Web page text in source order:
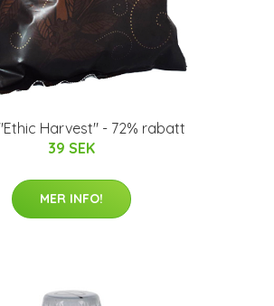
Harvest" - 72% rabatt
39 SEK
MER INFO!